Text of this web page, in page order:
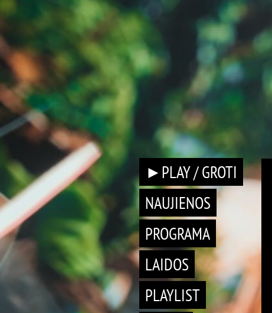
►PLAY / GROTI
NAUJIENOS
PROGRAMA
LAIDOS
PLAYLIST